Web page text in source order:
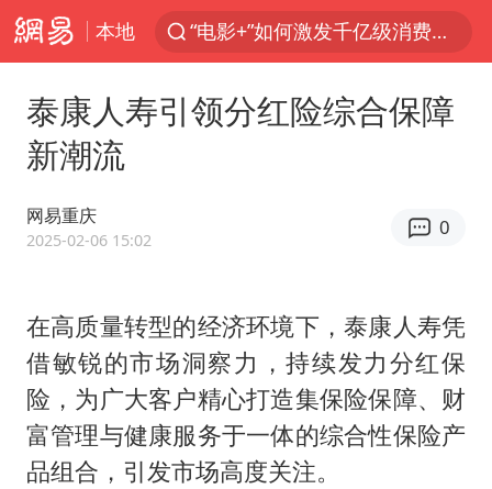
本地
“电影+”如何激发千亿级消费新活力？
沙特土耳其巴基斯坦签署共同防务协议
四川宜宾市高县4.9级地震致1人死亡
U17国足点球大战淘汰河床晋级决赛
百花奖开幕式
日本试射“战斧”导弹，国防部回应
胡彦斌韩磊 谁帮谁
泰康人寿引领分红险综合保障
新潮流
网易重庆
2025-02-06 15:02
0
在高质量转型的经济环境下，泰康人寿凭
借敏锐的市场洞察力，持续发力分红保
险，为广大客户精心打造集保险保障、财
富管理与健康服务于一体的综合性保险产
品组合，引发市场高度关注。